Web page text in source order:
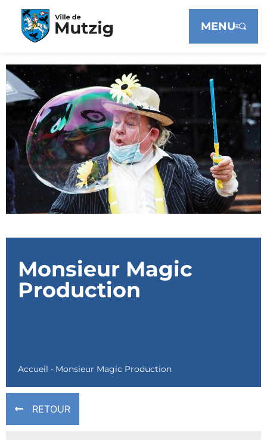
MENU
Monsieur Magic
Production
Accueil • Monsieur Magic Production
RETOUR
Panneau de gestion des cookies